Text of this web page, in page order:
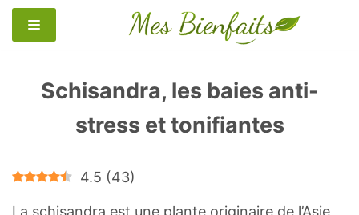
Aller
au
Schisandra, les baies anti-
stress et tonifiantes
4.5 (43)
La schisandra est une plante originaire de l’Asie